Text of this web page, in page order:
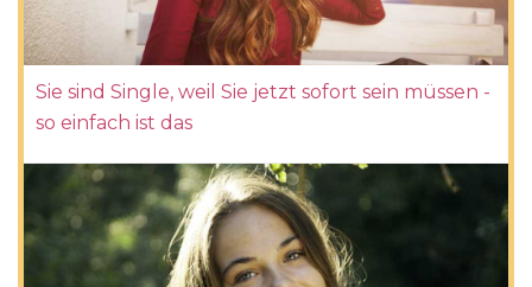
Sie sind Single, weil Sie jetzt sofort sein müssen -
so einfach ist das